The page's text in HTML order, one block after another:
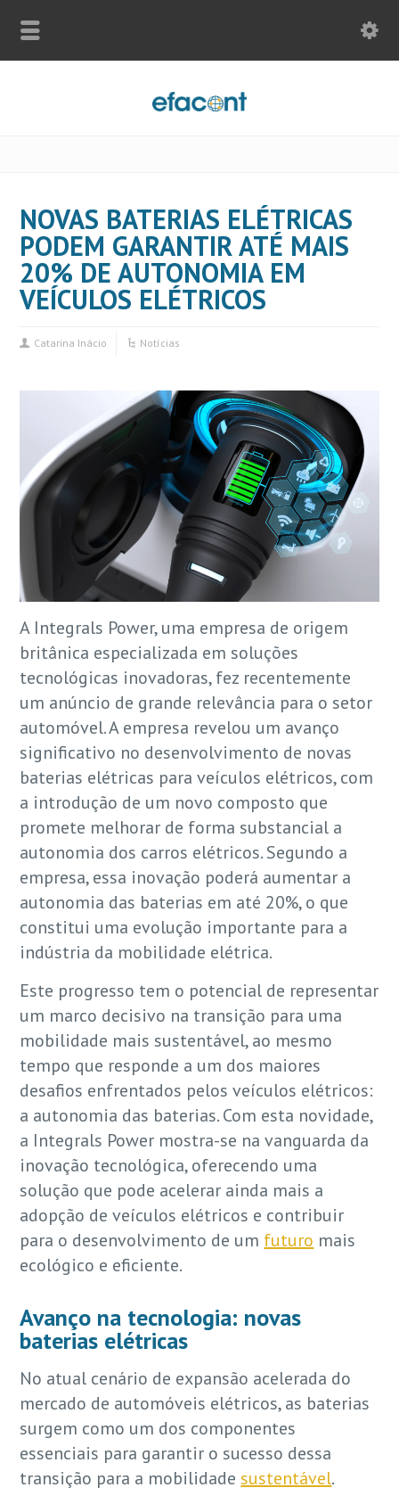
NOVAS BATERIAS ELÉTRICAS
PODEM GARANTIR ATÉ MAIS
20% DE AUTONOMIA EM
VEÍCULOS ELÉTRICOS
Catarina Inácio Notícias
A Integrals Power, uma empresa de origem
britânica especializada em soluções
tecnológicas inovadoras, fez recentemente
um anúncio de grande relevância para o setor
automóvel. A empresa revelou um avanço
significativo no desenvolvimento de novas
baterias elétricas para veículos elétricos, com
a introdução de um novo composto que
promete melhorar de forma substancial a
autonomia dos carros elétricos. Segundo a
empresa, essa inovação poderá aumentar a
autonomia das baterias em até 20%, o que
constitui uma evolução importante para a
indústria da mobilidade elétrica.
Este progresso tem o potencial de representar
um marco decisivo na transição para uma
mobilidade mais sustentável, ao mesmo
tempo que responde a um dos maiores
desafios enfrentados pelos veículos elétricos:
a autonomia das baterias. Com esta novidade,
a Integrals Power mostra-se na vanguarda da
inovação tecnológica, oferecendo uma
solução que pode acelerar ainda mais a
adopção de veículos elétricos e contribuir
para o desenvolvimento de um futuro mais
ecológico e eficiente.
Avanço na tecnologia: novas
baterias elétricas
No atual cenário de expansão acelerada do
mercado de automóveis elétricos, as baterias
surgem como um dos componentes
essenciais para garantir o sucesso dessa
transição para a mobilidadesustentável.